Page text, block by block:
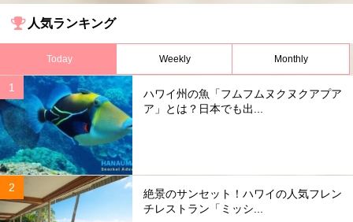
人気ランキング
Today Weekly Monthly
ハワイ州の魚「フムフムヌクヌクアプア
ア」とは？日本でも出...
絶景のサンセット！ハワイの人気フレン
チレストラン「ミッシ...